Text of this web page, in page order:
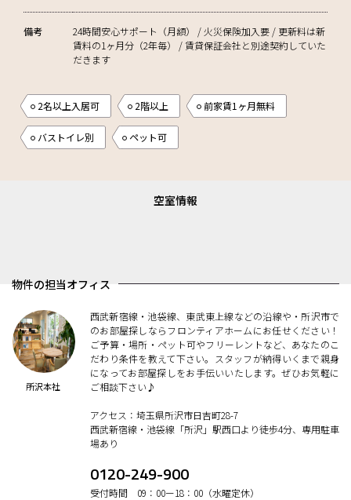
備考
24時間安心サポート（月額） / 火災保険加入要 / 更新料は新
賃料の1ヶ月分（2年毎） / 賃貸保証会社と別途契約していた
だきます
2名以上入居可 2階以上 前家賃1ヶ月無料
バストイレ別 ペット可
空室情報
物件の担当オフィス
所沢本社
西武新宿線・池袋線、東武東上線などの沿線や・所沢市で
のお部屋探しならフロンティアホームにお任せください！
ご予算・場所・ペット可やフリーレントなど、あなたのこ
だわり条件を教えて下さい。スタッフが納得いくまで親身
になってお部屋探しをお手伝いいたします。ぜひお気軽に
ご相談下さい♪
アクセス：埼玉県所沢市日吉町28-7
西武新宿線・池袋線「所沢」駅西口より徒歩4分、専用駐車
場あり
0120-249-900
受付時間 09：00ー18：00（水曜定休）